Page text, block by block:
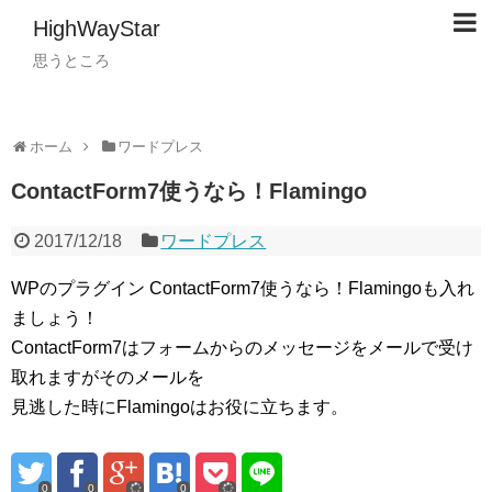
HighWayStar
思うところ
ホーム ワードプレス
ContactForm7使うなら！Flamingo
2017/12/18 ワードプレス
WPのプラグイン ContactForm7使うなら！Flamingoも入れ
ましょう！
ContactForm7はフォームからのメッセージをメールで受け
取れますがそのメールを
見逃した時にFlamingoはお役に立ちます。
0 0 0